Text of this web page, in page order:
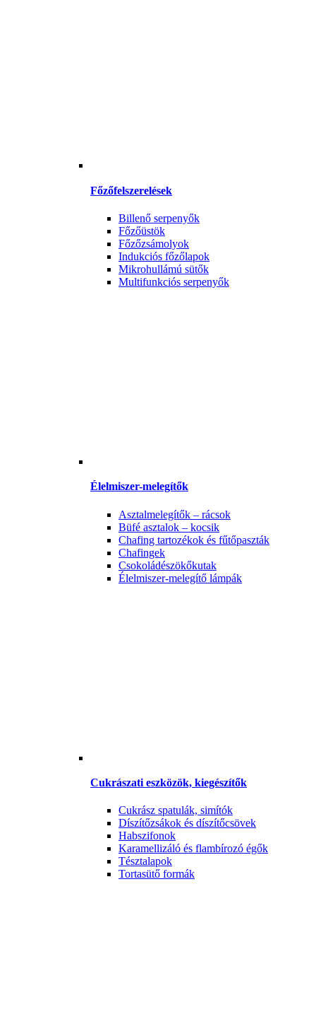
Főzőfelszerelések
Billenő serpenyők
Főzőüstök
Főzőzsámolyok
Indukciós főzőlapok
Mikrohullámú sütők
Multifunkciós serpenyők
Élelmiszer-melegítők
Asztalmelegítők – rácsok
Büfé asztalok – kocsik
Chafing tartozékok és fűtőpaszták
Chafingek
Csokoládészökőkutak
Élelmiszer-melegítő lámpák
Cukrászati eszközök, kiegészítők
Cukrász spatulák, simítók
Díszítőzsákok és díszítőcsövek
Habszifonok
Karamellizáló és flambírozó égők
Tésztalapok
Tortasütő formák